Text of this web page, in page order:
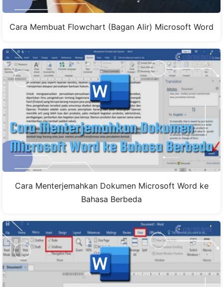
Cara Membuat Flowchart (Bagan Alir) Microsoft Word
Cara Menterjemahkan Dokumen Microsoft Word ke
Bahasa Berbeda